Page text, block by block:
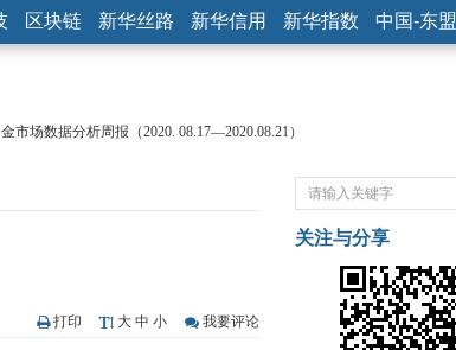
区块链 新华丝路 新华信用 新华指数 中国-东盟
市场数据分析周报（2020. 08.17—2020.08.21）
放300亿元 短端资金利率明显下行
打印 大 中 小 我要评论
关注与分享